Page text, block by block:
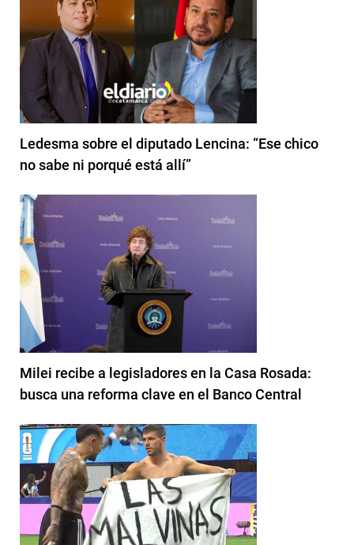
Ledesma sobre el diputado Lencina: “Ese chico
no sabe ni porqué está allí”
Milei recibe a legisladores en la Casa Rosada:
busca una reforma clave en el Banco Central